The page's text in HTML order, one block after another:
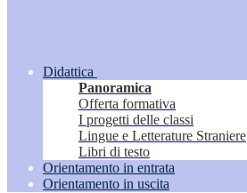
Didattica
Panoramica
Offerta formativa
I progetti delle classi
Lingue e Letterature Straniere
Libri di testo
Orientamento in entrata
Orientamento in uscita